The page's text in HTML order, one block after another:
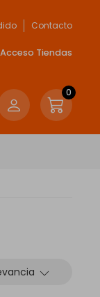
Contacto
Acceso Tiendas
0